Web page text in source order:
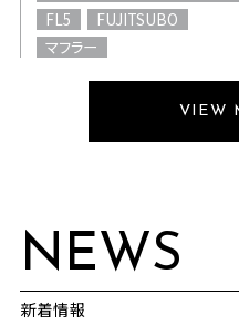
FL5
FUJITSUBO
マフラー
VIEW
NEWS
新着情報